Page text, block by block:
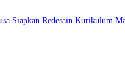
Siapkan Redesain Kurikulum